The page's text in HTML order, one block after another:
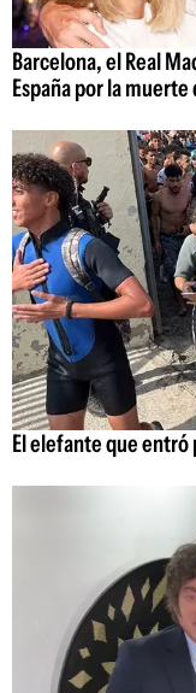
Barcelona, el Real
España por la
El elefante que entró